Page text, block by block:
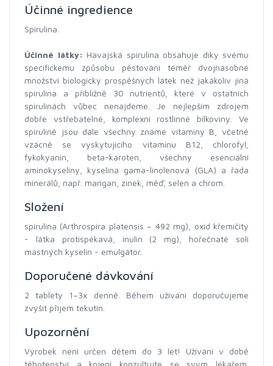
Účinné ingredience
Spirulina.
Účinné látky: Havajská spirulina obsahuje díky svému
specifickému způsobu pěstování téměř dvojnásobné
množství biologicky prospěšných látek než jakákoliv jiná
spirulina a přibližně 30 nutrientů, které v ostatních
spirulinách vůbec nenajdeme. Je nejlepším zdrojem
dobře vstřebatelné, komplexní rostlinné bílkoviny. Ve
spirulině jsou dále všechny známé vitaminy B, včetně
vzácně se vyskytujícího vitaminu B12, chlorofyl,
fykokyanin, beta-karoten, všechny esenciální
aminokyseliny, kyselina gama-linolenová (GLA) a řada
minerálů, např. mangan, zinek, měď, selen a chrom.
Složení
spirulina (Arthrospira platensis – 492 mg), oxid křemičitý
- látka protispékavá, inulin (2 mg), hořečnaté soli
mastných kyselin - emulgátor.
Doporučené dávkování
2 tablety 1–3x denně. Během užívání doporučujeme
zvýšit příjem tekutin.
Upozornění
Výrobek není určen dětem do 3 let! Užívání v době
těhotenství a kojení konzultujte se svým lékařem.